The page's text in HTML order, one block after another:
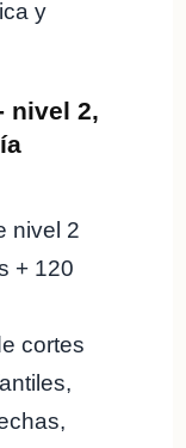
y
nivel 2,
nivel 2
+ 120
cortes